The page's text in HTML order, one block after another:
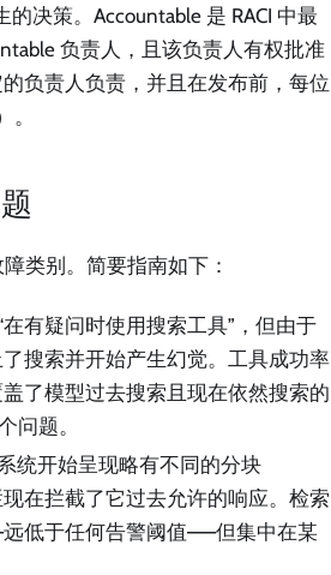
决策。Accountable 是 RACI 中最
负责人，且该负责人有权批准
负责人负责，并且在发布前，每位
类别。简要指南如下：
有疑问时使用搜索工具”，但由于
搜索并开始产生幻觉。工具成功率
了模型过去搜索且现在依然搜索的
问题。
统开始呈现略有不同的分块
在拦截了它过去允许的响应。检索
低于任何告警阈值——但集中在某